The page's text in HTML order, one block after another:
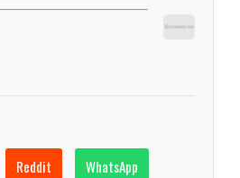
Reddit WhatsApp